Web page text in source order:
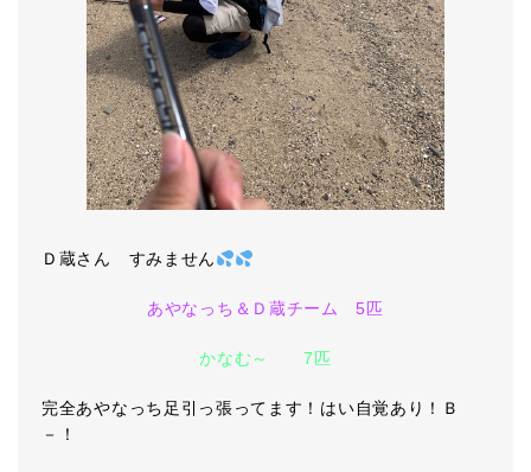
Ｄ蔵さん すみません
あやなっち＆Ｄ蔵チーム 5匹
かなむ～ 7匹
完全あやなっち足引っ張ってます！はい自覚あり！Ｂ
－！